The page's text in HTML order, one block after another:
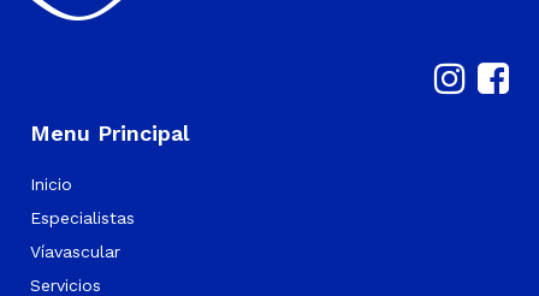
Menu Principal
Inicio
Especialistas
Víavascular
Servicios